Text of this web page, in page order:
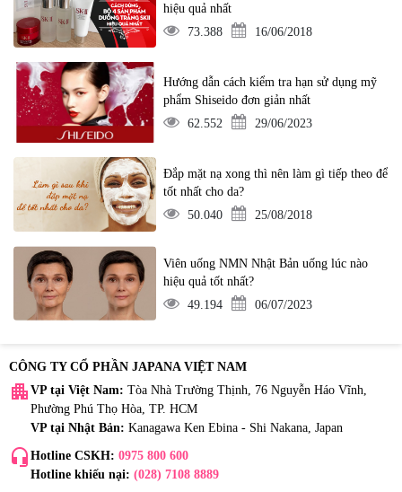
hiệu quả nhất
73.388
16/06/2018
Hướng dẫn cách kiểm tra hạn sử dụng mỹ
phẩm Shiseido đơn giản nhất
62.552
29/06/2023
Đắp mặt nạ xong thì nên làm gì tiếp theo để
tốt nhất cho da?
50.040
25/08/2018
Viên uống NMN Nhật Bản uống lúc nào
hiệu quả tốt nhất?
49.194
06/07/2023
CÔNG TY CỔ PHẦN JAPANA VIỆT NAM
apartment VP tại Việt Nam: Tòa Nhà Trường Thịnh, 76 Nguyễn Háo Vĩnh,
Phường Phú Thọ Hòa, TP. HCM
VP tại Nhật Bản: Kanagawa Ken Ebina - Shi Nakana, Japan
headset_mic Hotline CSKH: 0975 800 600
Hotline khiếu nại: (028) 7108 8889